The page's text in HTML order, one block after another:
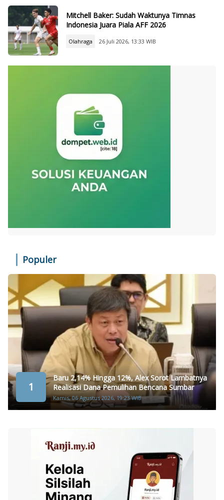
Mitchell Baker: Sudah Waktunya Timnas
Indonesia Juara Piala AFF 2026
Olahraga 26 Juli 2026, 13:33 WIB
Populer
1
Baru 2,14% Hingga 12%, Alex Sorot Lambatnya
Realisasi Dana Pemulihan Bencana Sumbar
Kamis, 06 Agustus 2026, 19:23 WIB